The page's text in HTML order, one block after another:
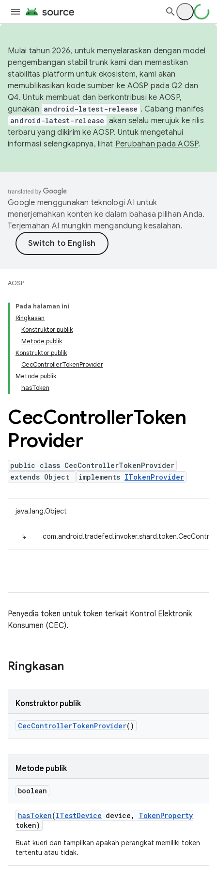
Mulai tahun 2026, untuk menyelaraskan dengan model
pengembangan stabil trunk kami dan memastikan
stabilitas platform untuk ekosistem, kami akan
memublikasikan kode sumber ke AOSP pada Q2 dan
Q4. Untuk membuat dan berkontribusi ke AOSP,
gunakan android-latest-release . Cabang manifes
android-latest-release akan selalu merujuk ke rilis
terbaru yang dikirim ke AOSP. Untuk mengetahui
informasi selengkapnya, lihat Perubahan pada AOSP.
Google menggunakan teknologi AI untuk
menerjemahkan konten ke dalam bahasa pilihan Anda.
Terjemahan AI mungkin mengandung kesalahan.
AOSP
Pada halaman ini
Ringkasan
Konstruktor publik
Metode publik
Konstruktor publik
CecControllerTokenProvider
Metode publik
hasToken
CecControllerToken
Provider
public class CecControllerTokenProvider
extends Object
implements ITokenProvider
java.lang.Object
↳
Penyedia token untuk token terkait Kontrol Elektronik
Konsumen (CEC).
Ringkasan
Konstruktor publik
CecControllerTokenProvider()
Metode publik
boolean
hasToken(ITestDevice device , TokenProperty
token)
Buat kueri dan tampilkan apakah perangkat memiliki token
tertentu atau tidak.